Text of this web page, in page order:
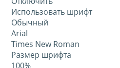
Использовать шрифт
Обычный
Arial
Times New Roman
Размер шрифта
100%